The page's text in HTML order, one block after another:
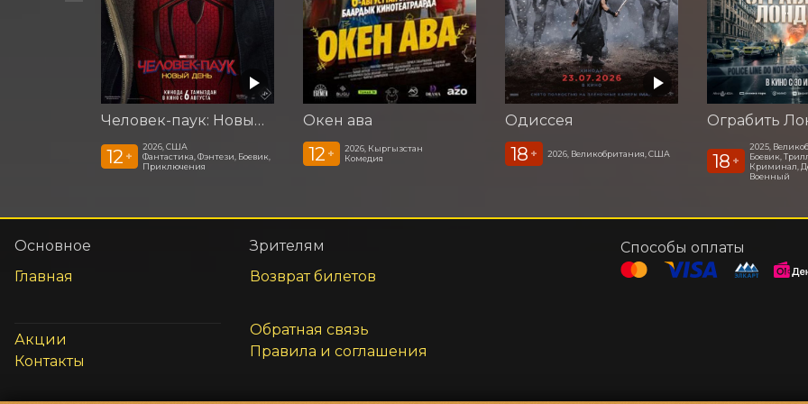
Человек-паук: Новый день
12 +
2026, США
Фантастика, Фэнтези, Боевик,
Приключения
Окен ава
12 +
2026, Кыргызстан
Комедия
Одиссея
18 + 2026, Великобритания, США
Ограбить
18 +
2025,
Боевик,
Криминал,
Военный
Основное
Главная
Акции
Контакты
Зрителям
Возврат билетов
Обратная связь
Правила и соглашения
Способы оплаты